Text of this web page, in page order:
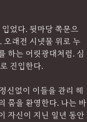
었다. 뒷마당 쪽문으
오래전 시냇물 위로 누
하는 어릿광대처럼. 심
진입한다.
신없이 이들을 관리 해
몸을 환영한다. 나는 바
자신이 지닌 일년 동안